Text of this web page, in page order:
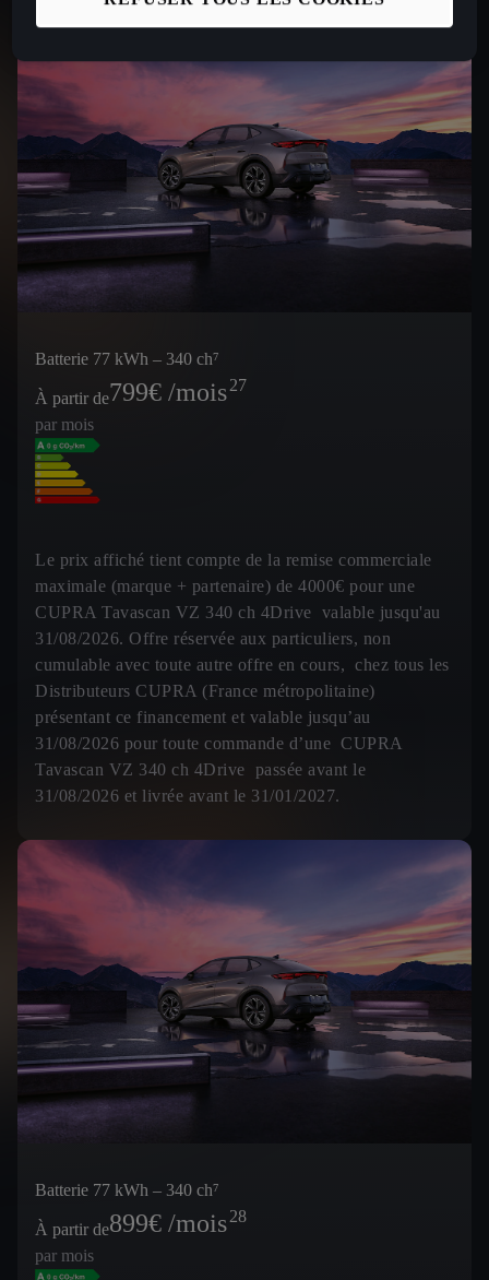
Batterie 77 kWh – 340 ch⁷
À partir de799€ /mois27
par mois
Le prix affiché tient compte de la remise commerciale
maximale (marque + partenaire) de 4000€ pour une
CUPRA Tavascan VZ 340 ch 4Drive valable jusqu'au
31/08/2026. Offre réservée aux particuliers, non
cumulable avec toute autre offre en cours, chez tous les
Distributeurs CUPRA (France métropolitaine)
présentant ce financement et valable jusqu’au
31/08/2026 pour toute commande d’une CUPRA
Tavascan VZ 340 ch 4Drive passée avant le
31/08/2026 et livrée avant le 31/01/2027.
Batterie 77 kWh – 340 ch⁷
À partir de899€ /mois28
par mois